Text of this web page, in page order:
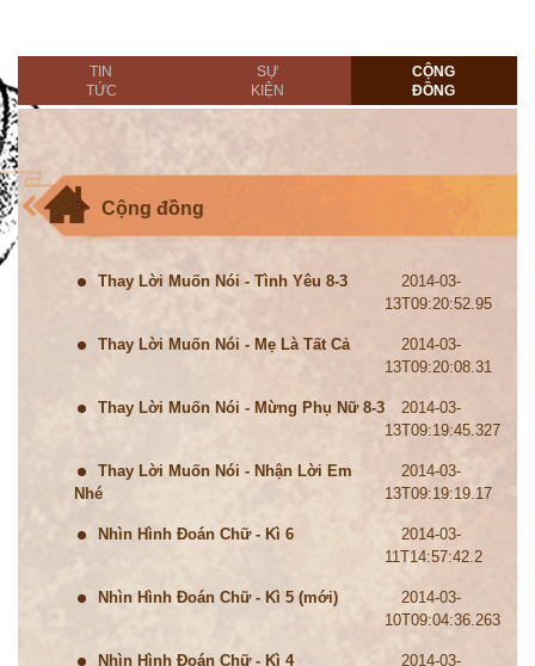
TIN
TỨC
SỰ
KIỆN
CỘNG
ĐỒNG
Cộng đồng
Thay Lời Muốn Nói - Tình Yêu 8-3
2014-03-
13T09:20:52.95
Thay Lời Muốn Nói - Mẹ Là Tất Cả
2014-03-
13T09:20:08.31
Thay Lời Muốn Nói - Mừng Phụ Nữ 8-3
2014-03-
13T09:19:45.327
Thay Lời Muốn Nói - Nhận Lời Em
Nhé
2014-03-
13T09:19:19.17
Nhìn Hình Đoán Chữ - Kì 6
2014-03-
11T14:57:42.2
Nhìn Hình Đoán Chữ - Kì 5 (mới)
2014-03-
10T09:04:36.263
Nhìn Hình Đoán Chữ - Kì 4
2014-03-